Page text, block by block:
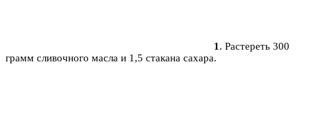
1. Растереть 300
грамм сливочного масла и 1,5 стакана сахара.